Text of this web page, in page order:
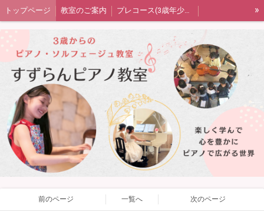
トップページ 教室のご案内 プレコース(3歳年少年中)
大人のピアノコース 発表会・室内楽・ワークショップ 生徒さん保護者の声
教室blog プライバシーポリシー
»
前のページ 一覧へ 次のページ